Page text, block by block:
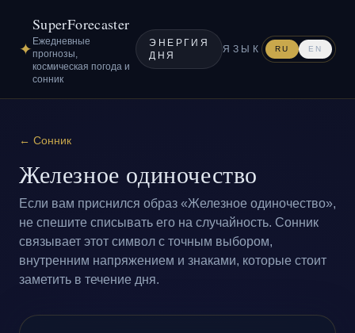
✦
SuperForecaster
Ежедневные
прогнозы,
космическая погода и
сонник
ЭНЕРГИЯ
ДНЯ
ЯЗЫК RU EN
← Сонник
Железное одиночество
Если вам приснился образ «Железное одиночество»,
не спешите списывать его на случайность. Сонник
связывает этот символ с точным выбором,
внутренним напряжением и знаками, которые стоит
заметить в течение дня.